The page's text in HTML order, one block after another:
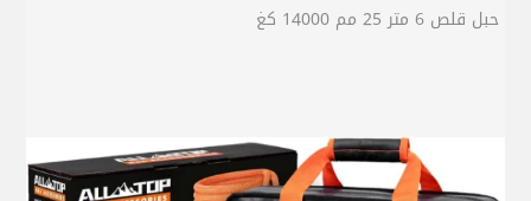
حبل قلص 6 متر 25 مم 14000 كغ